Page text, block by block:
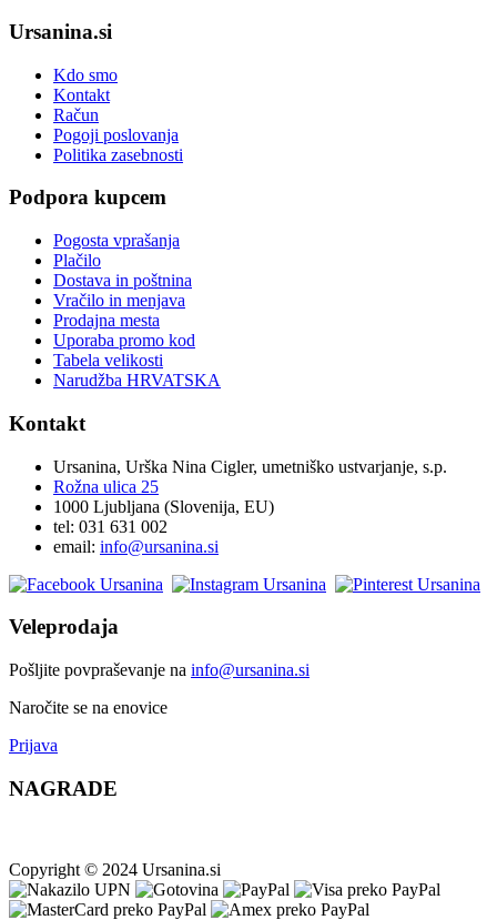
Ursanina.si
Kdo smo
Kontakt
Račun
Pogoji poslovanja
Politika zasebnosti
Podpora kupcem
Pogosta vprašanja
Plačilo
Dostava in poštnina
Vračilo in menjava
Prodajna mesta
Uporaba promo kod
Tabela velikosti
Narudžba HRVATSKA
Kontakt
Ursanina, Urška Nina Cigler, umetniško ustvarjanje, s.p.
Rožna ulica 25
1000 Ljubljana (Slovenija, EU)
tel: 031 631 002
email: info@ursanina.si
Veleprodaja
Pošljite povpraševanje na info@ursanina.si
Naročite se na enovice
Prijava
NAGRADE
Copyright © 2024 Ursanina.si